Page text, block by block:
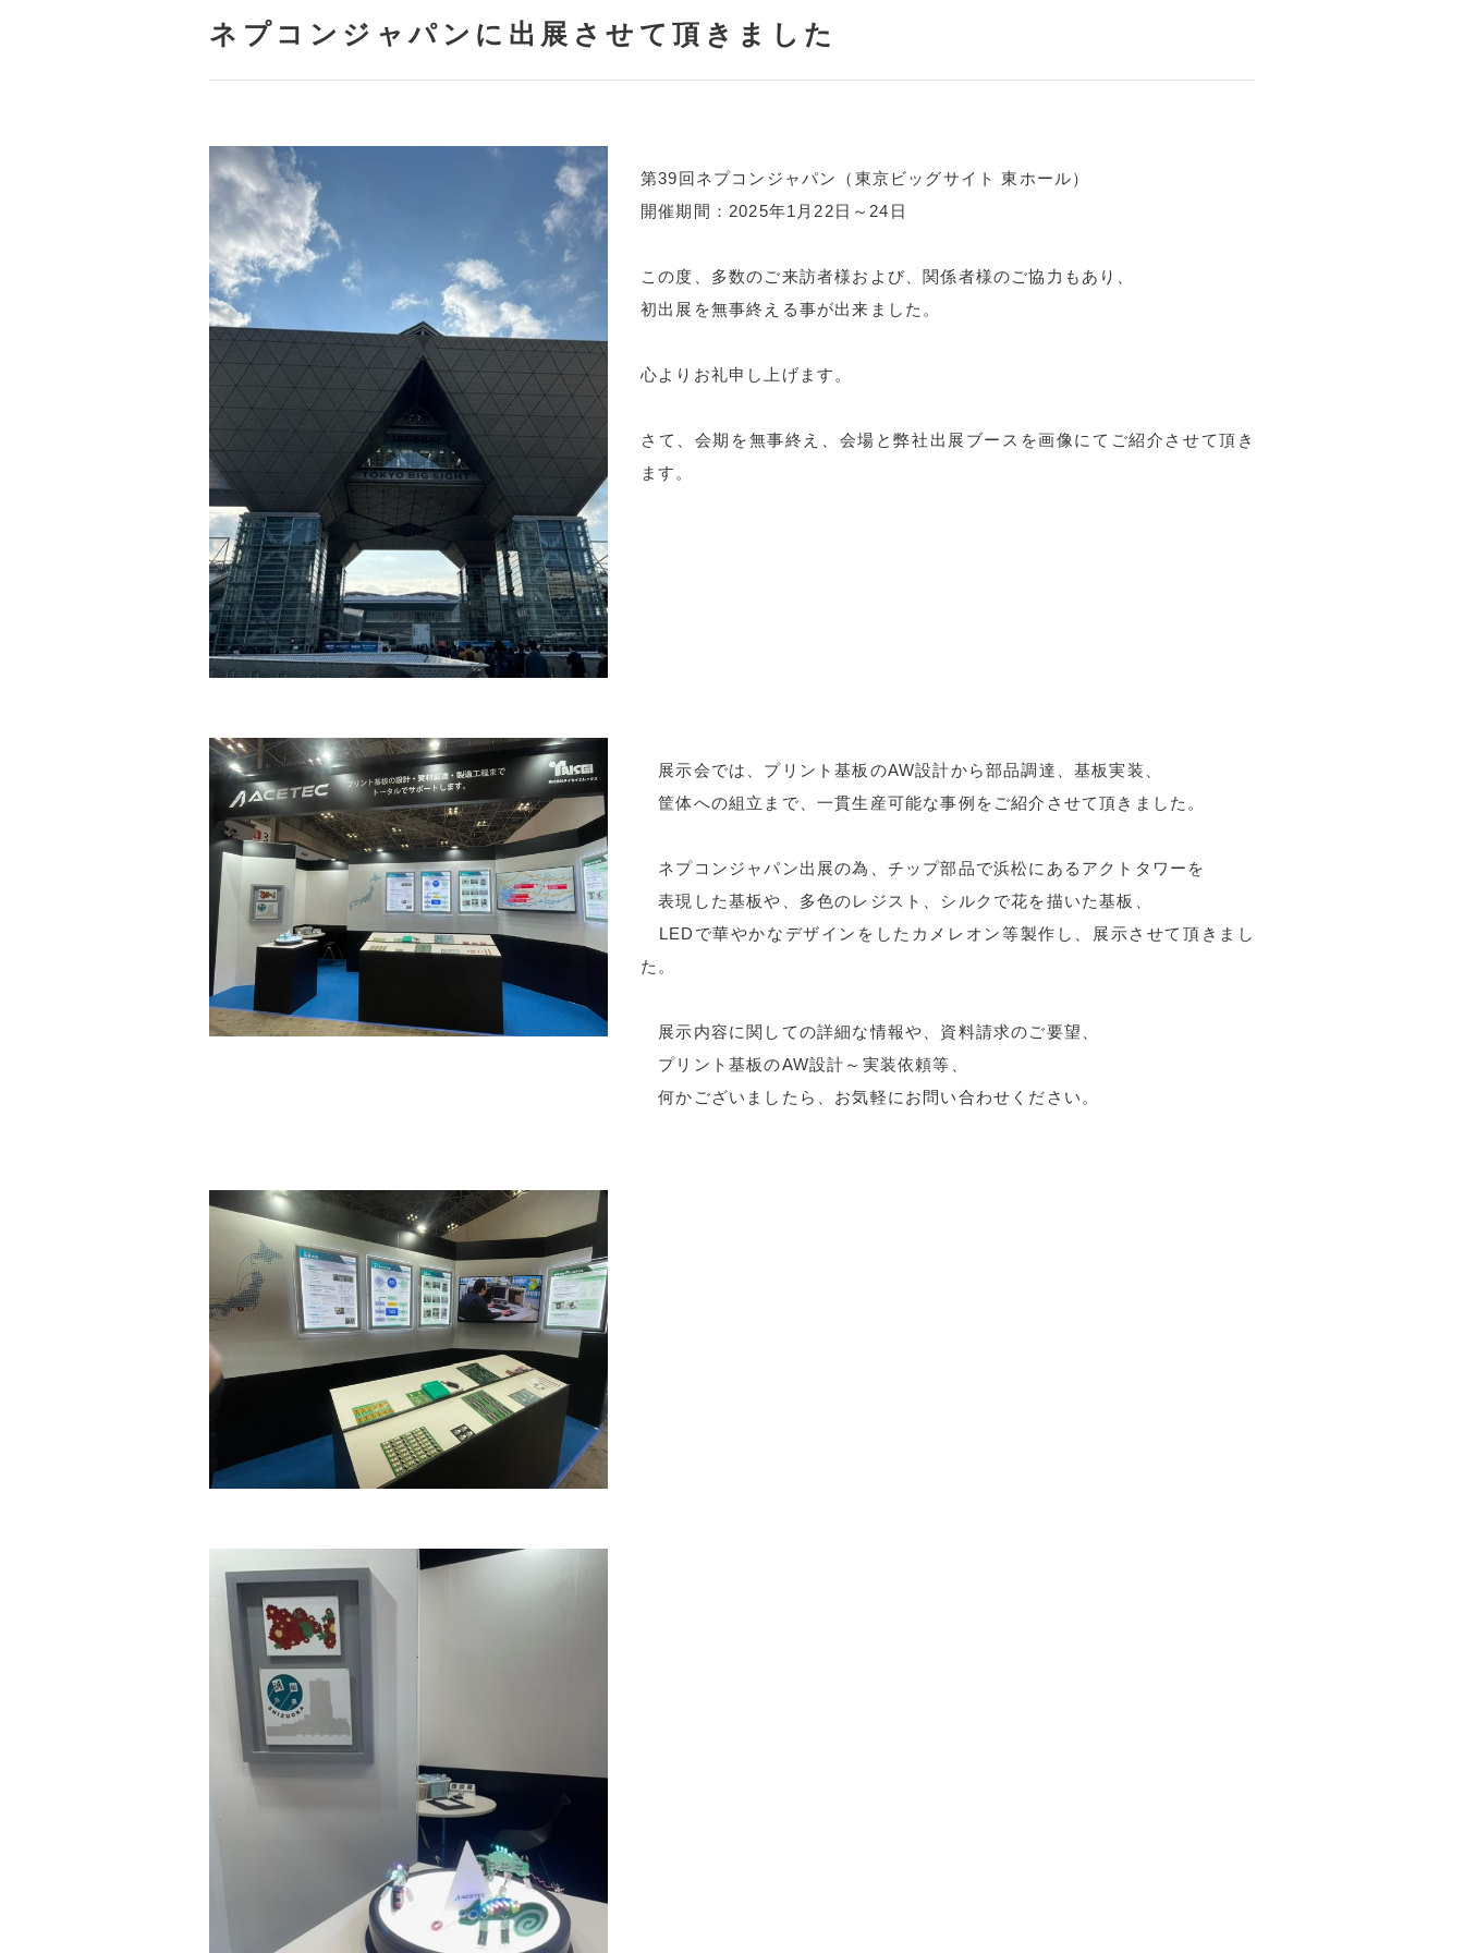
ネプコンジャパンに出展させて頂きました
第39回ネプコンジャパン（東京ビッグサイト 東ホール）
開催期間：2025年1月22日～24日
この度、多数のご来訪者様および、関係者様のご協力もあり、
初出展を無事終える事が出来ました。
心よりお礼申し上げます。
さて、会期を無事終え、会場と弊社出展ブースを画像にてご紹介させて頂き
ます。
展示会では、プリント基板のAW設計から部品調達、基板実装、
筐体への組立まで、一貫生産可能な事例をご紹介させて頂きました。
ネプコンジャパン出展の為、チップ部品で浜松にあるアクトタワーを
表現した基板や、多色のレジスト、シルクで花を描いた基板、
LEDで華やかなデザインをしたカメレオン等製作し、展示させて頂きまし
た。
展示内容に関しての詳細な情報や、資料請求のご要望、
プリント基板のAW設計～実装依頼等、
何かございましたら、お気軽にお問い合わせください。